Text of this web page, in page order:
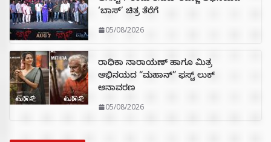
‘ಬಾಸ್’ ಚಿತ್ರ ತೆರೆಗೆ
05/08/2026
ರಾಧಿಕಾ ನಾರಾಯಣ್ ಹಾಗೂ ಮಿತ್ರ
ಅಭಿನಯದ “ಮಹಾನ್” ಫಸ್ಟ್ ಲುಕ್
ಅನಾವರಣ
05/08/2026